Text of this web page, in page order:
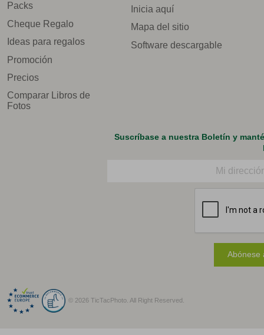
Packs
Cheque Regalo
Ideas para regalos
Promoción
Precios
Comparar Libros de
Fotos
Inicia aquí
Mapa del sitio
Software descargable
Suscríbase a nuestra Boletín y
Abónese
© 2026 TicTacPhoto. All Right Reserved.